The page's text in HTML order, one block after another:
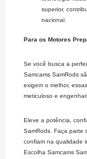
superior,
nacional.
Para os Motores
Se você busca a
Samcams SamRods
exigem o melhor,
meticuloso e
Eleve a potência,
SamRods. Faça parte
confiam na qualidade
Escolha Samcams